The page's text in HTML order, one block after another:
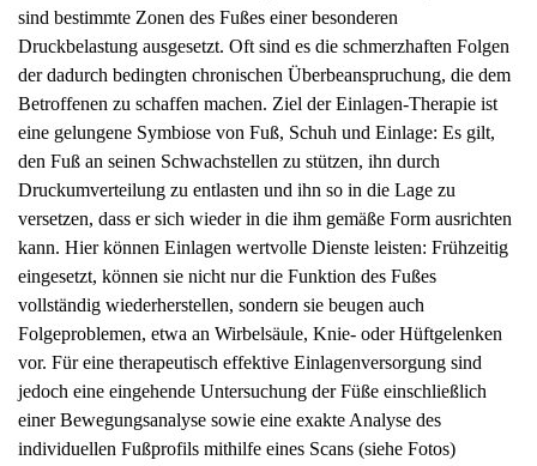
sind bestimmte Zonen des Fußes einer besonderen
Druckbelastung ausgesetzt. Oft sind es die schmerzhaften Folgen
der dadurch bedingten chronischen Überbeanspruchung, die dem
Betroffenen zu schaffen machen. Ziel der Einlagen-Therapie ist
eine gelungene Symbiose von Fuß, Schuh und Einlage: Es gilt,
den Fuß an seinen Schwachstellen zu stützen, ihn durch
Druckumverteilung zu entlasten und ihn so in die Lage zu
versetzen, dass er sich wieder in die ihm gemäße Form ausrichten
kann. Hier können Einlagen wertvolle Dienste leisten: Frühzeitig
eingesetzt, können sie nicht nur die Funktion des Fußes
vollständig wiederherstellen, sondern sie beugen auch
Folgeproblemen, etwa an Wirbelsäule, Knie- oder Hüftgelenken
vor. Für eine therapeutisch effektive Einlagenversorgung sind
jedoch eine eingehende Untersuchung der Füße einschließlich
einer Bewegungsanalyse sowie eine exakte Analyse des
individuellen Fußprofils mithilfe eines Scans (siehe Fotos)